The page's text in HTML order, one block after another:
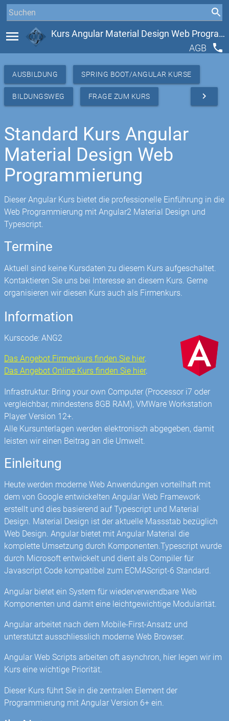
menu
Kurs Angular Material Design Web Programmierung
AGB
phone
AUSBILDUNG SPRING BOOT/ANGULAR KURSE
BILDUNGSWEG FRAGE ZUM KURS navigate_next
Standard Kurs Angular
Material Design Web
Programmierung
Dieser Angular Kurs bietet die professionelle Einführung in die
Web Programmierung mit Angular2 Material Design und
Typescript.
Termine
Aktuell sind keine Kursdaten zu diesem Kurs aufgeschaltet.
Kontaktieren Sie uns bei Interesse an diesem Kurs. Gerne
organisieren wir diesen Kurs auch als Firmenkurs.
Information
Kurscode: ANG2
Das Angebot Firmenkurs finden Sie hier.
Das Angebot Online Kurs finden Sie hier.
Infrastruktur: Bring your own Computer (Processor i7 oder
vergleichbar, mindestens 8GB RAM), VMWare Workstation
Player Version 12+.
Alle Kursunterlagen werden elektronisch abgegeben, damit
leisten wir einen Beitrag an die Umwelt.
Einleitung
Heute werden moderne Web Anwendungen vorteilhaft mit
dem von Google entwickelten Angular Web Framework
erstellt und dies basierend auf Typescript und Material
Design. Material Design ist der aktuelle Massstab bezüglich
Web Design. Angular bietet mit Angular Material die
komplette Umsetzung durch Komponenten.Typescript wurde
durch Microsoft entwickelt und dient als Compiler für
Javascript Code kompatibel zum ECMAScript-6 Standard.
Angular bietet ein System für wiederverwendbare Web
Komponenten und damit eine leichtgewichtige Modularität.
Angular arbeitet nach dem Mobile-First-Ansatz und
unterstützt ausschliesslich moderne Web Browser.
Angular Web Scripts arbeiten oft asynchron, hier legen wir im
Kurs eine wichtige Priorität.
Dieser Kurs führt Sie in die zentralen Element der
Programmierung mit Angular Version 6+ ein.